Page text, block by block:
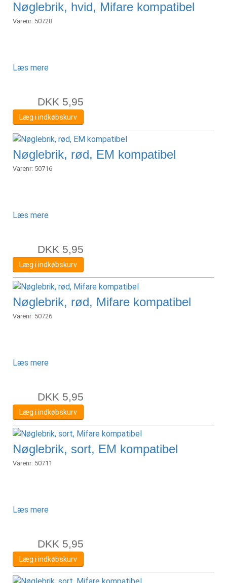
Nøglebrik, hvid, Mifare kompatibel
Varenr: 50728
Læs mere
DKK 5,95
Læg i indkøbskurv
Nøglebrik, rød, EM kompatibel
Varenr: 50716
Læs mere
DKK 5,95
Læg i indkøbskurv
Nøglebrik, rød, Mifare kompatibel
Varenr: 50726
Læs mere
DKK 5,95
Læg i indkøbskurv
Nøglebrik, sort, EM kompatibel
Varenr: 50711
Læs mere
DKK 5,95
Læg i indkøbskurv